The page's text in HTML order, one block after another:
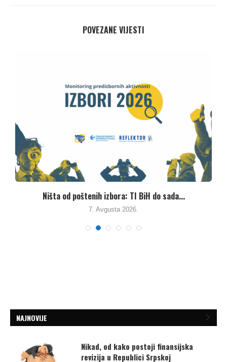
POVEZANE VIJESTI
Ništa od poštenih izbora: TI BiH do sada...
7. Avgusta 2026.
NAJNOVIJE
Nikad, od kako postoji finansijska
revizija u Republici Srpskoj